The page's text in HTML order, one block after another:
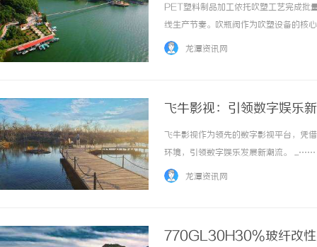
PET塑料制品加工依托吹塑工艺完成批
线生产节奏。吹瓶阀作为吹塑设备的核
制品成型质量、维持产线正常运转的核
龙潭资讯网
飞牛影视：引领数字娱乐
飞牛影视作为领先的数字影视平台，凭
环境，引领数字娱乐发展新潮流。 ...……
龙潭资讯网
770GL30H30%玻纤改性
店最怕“搜不到”为什么隔壁店铺没花钱，
天天给他免费派单？
揭秘！专业充电桩项目
哪些行业秘诀？